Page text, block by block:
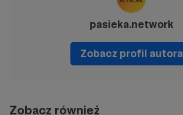
pasieka.network
Zobacz profil autora
Zobacz również